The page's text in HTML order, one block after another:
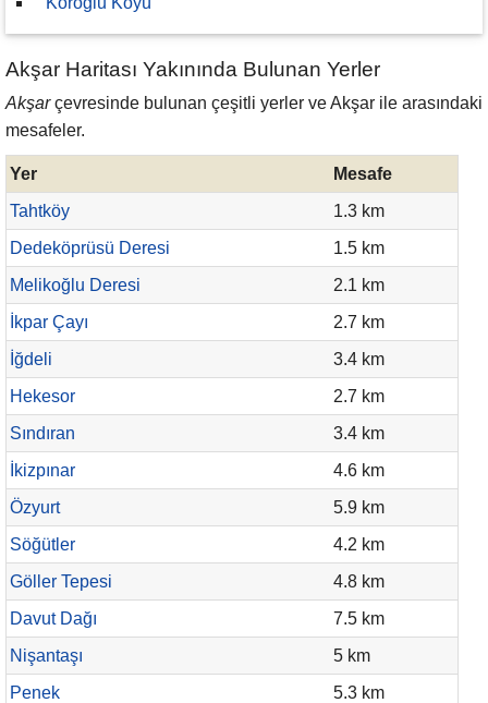
Akşar Haritası Yakınında Bulunan Yerler
Akşarçevresinde bulunan çeşitli yerler ve Akşar ile arasındaki
mesafeler.
Yer
Mesafe
Tahtköy
1.3 km
Dedeköprüsü Deresi
1.5 km
Melikoğlu Deresi
2.1 km
İkpar Çayı
2.7 km
İğdeli
3.4 km
Hekesor
2.7 km
Sındıran
3.4 km
İkizpınar
4.6 km
Özyurt
5.9 km
Söğütler
4.2 km
Göller Tepesi
4.8 km
Davut Dağı
7.5 km
Nişantaşı
5 km
Penek
5.3 km